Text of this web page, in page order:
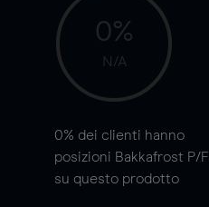
0%
N/A
0% dei clienti hanno
posizioni Bakkafrost P/F
su questo prodotto